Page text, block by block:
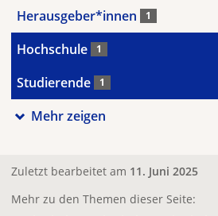
Herausgeber*innen 1
Hochschule 1
Studierende 1
Mehr zeigen
Zuletzt bearbeitet am 11. Juni 2025
Mehr zu den Themen dieser Seite: